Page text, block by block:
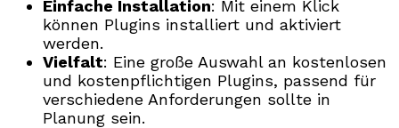
Einfache Installation: Mit einem Klick
können Plugins installiert und aktiviert
werden.
Vielfalt: Eine große Auswahl an kostenlosen
und kostenpflichtigen Plugins, passend für
verschiedene Anforderungen sollte in
Planung sein.